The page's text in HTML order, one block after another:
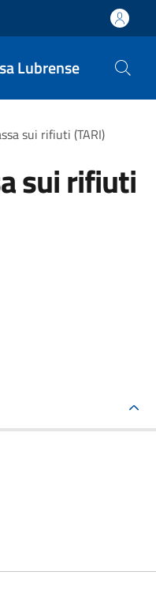
Lubrense
sui rifiuti (TARI)
sui rifiuti